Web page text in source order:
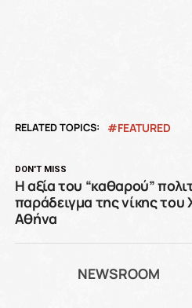
RELATED TOPICS: FEATURED
DON'T MISS
Η αξία του “καθαρού”
παράδειγμα της νίκης
Αθήνα
NEWSROOM